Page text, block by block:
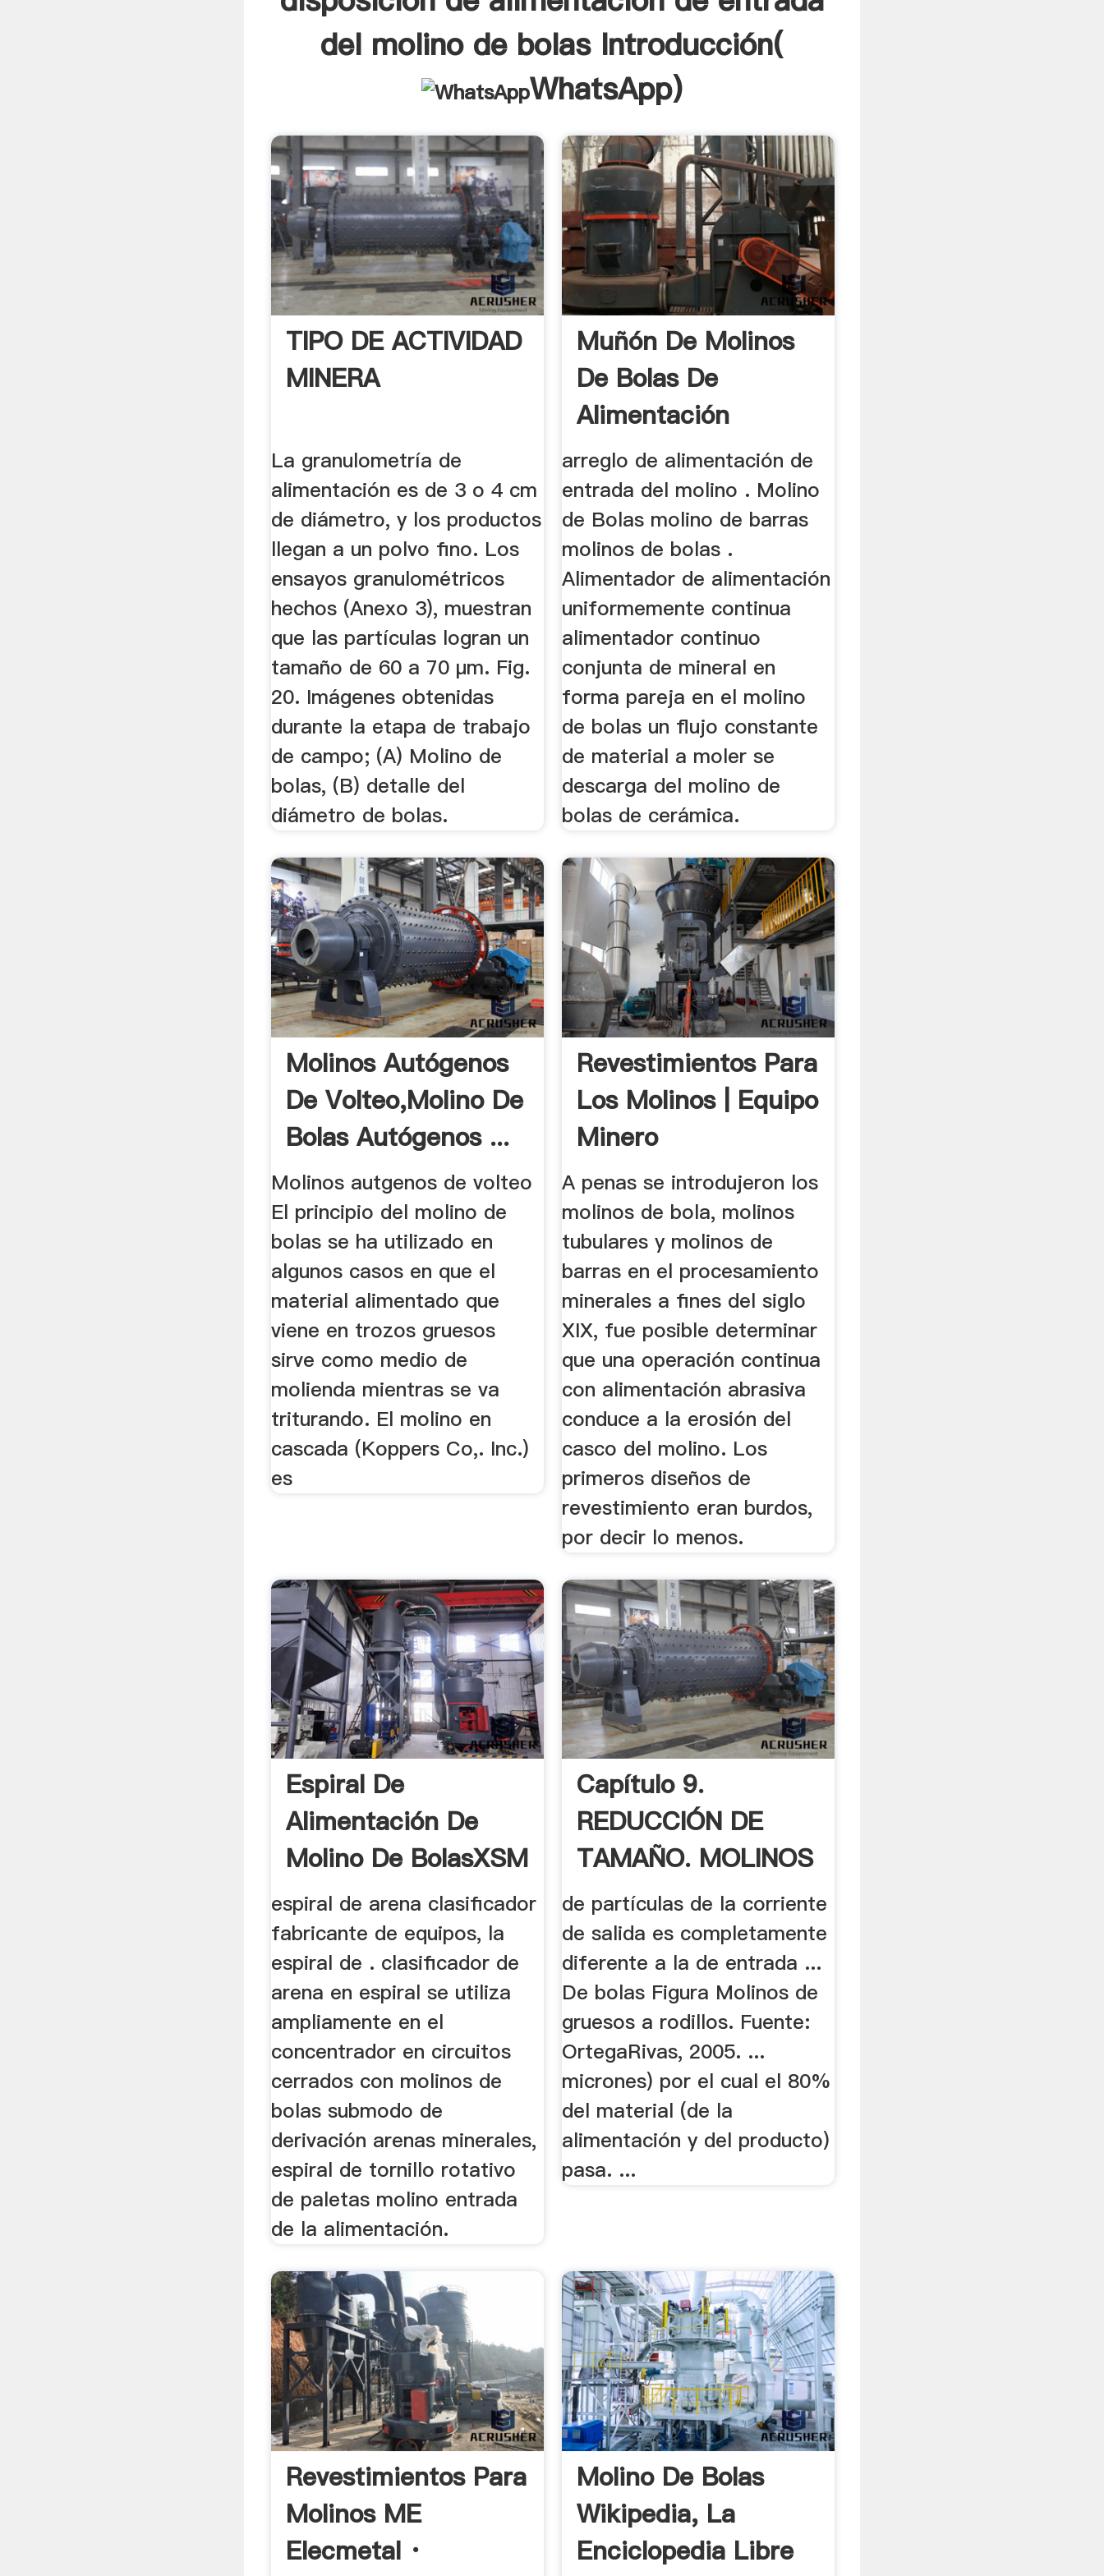
del molino de bolas Introducción(
WhatsApp)
TIPO DE ACTIVIDAD
MINERA
La granulometría de
alimentación es de 3 o 4 cm
de diámetro, y los productos
llegan a un polvo fino. Los
ensayos granulométricos
hechos (Anexo 3), muestran
que las partículas logran un
tamaño de 60 a 70 µm. Fig.
20. Imágenes obtenidas
durante la etapa de trabajo
de campo; (A) Molino de
bolas, (B) detalle del
diámetro de bolas.
Muñón De Molinos
De Bolas De
Alimentación
arreglo de alimentación de
entrada del molino . Molino
de Bolas molino de barras
molinos de bolas .
Alimentador de alimentación
uniformemente continua
alimentador continuo
conjunta de mineral en
forma pareja en el molino
de bolas un flujo constante
de material a moler se
descarga del molino de
bolas de cerámica.
Molinos Autógenos
De Volteo,molino De
Bolas Autógenos ...
Molinos autgenos de volteo
El principio del molino de
bolas se ha utilizado en
algunos casos en que el
material alimentado que
viene en trozos gruesos
sirve como medio de
molienda mientras se va
triturando. El molino en
cascada (Koppers Co,. Inc.)
es
Revestimientos Para
Los Molinos | Equipo
Minero
A penas se introdujeron los
molinos de bola, molinos
tubulares y molinos de
barras en el procesamiento
minerales a fines del siglo
XIX, fue posible determinar
que una operación continua
con alimentación abrasiva
conduce a la erosión del
casco del molino. Los
primeros diseños de
revestimiento eran burdos,
por decir lo menos.
Espiral De
Alimentación De
Molino De BolasXSM
Trituradora ...
espiral de arena clasificador
fabricante de equipos, la
espiral de . clasificador de
arena en espiral se utiliza
ampliamente en el
concentrador en circuitos
cerrados con molinos de
bolas submodo de
derivación arenas minerales,
espiral de tornillo rotativo
de paletas molino entrada
de la alimentación.
Capítulo 9.
REDUCCIÓN DE
TAMAÑO. MOLINOS
.
de partículas de la corriente
de salida es completamente
diferente a la de entrada ...
De bolas Figura Molinos de
gruesos a rodillos. Fuente:
OrtegaRivas, 2005. ...
micrones) por el cual el 80%
del material (de la
alimentación y del producto)
pasa. ...
Revestimientos Para
Molinos ME
Elecmetal ·
Molino De Bolas
Wikipedia, La
Enciclopedia Libre